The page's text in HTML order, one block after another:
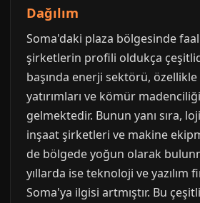
Dağılım
Soma'daki plaza bölgesinde
şirketlerin profili oldukça
başında enerji sektörü,
yatırımları ve kömür
gelmektedir. Bunun yanı sıra,
inşaat şirketleri ve makine
de bölgede yoğun olarak
yıllarda ise teknoloji ve yazılım
Soma'ya ilgisi artmıştır. Bu